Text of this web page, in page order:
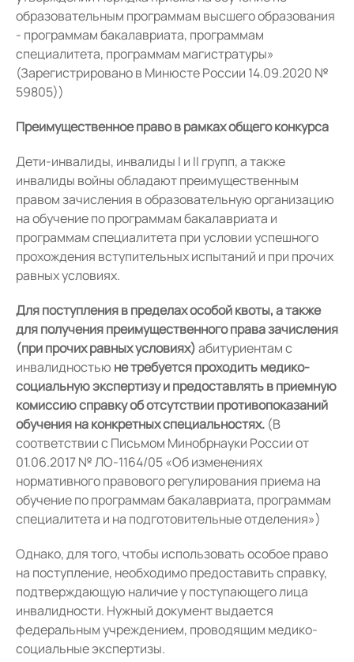
образовательным программам высшего образования
- программам бакалавриата, программам
специалитета, программам магистратуры»
(Зарегистрировано в Минюсте России 14.09.2020 №
59805))
Преимущественное право в рамках общего конкурса
Дети-инвалиды, инвалиды I и II групп, а также
инвалиды войны обладают преимущественным
правом зачисления в образовательную организацию
на обучение по программам бакалавриата и
программам специалитета при условии успешного
прохождения вступительных испытаний и при прочих
равных условиях.
Для поступления в пределах особой квоты, а также
для получения преимущественного права зачисления
(при прочих равных условиях)абитуриентам с
инвалидностью не требуется проходить медико-
социальную экспертизу и предоставлять в приемную
комиссию справку об отсутствии противопоказаний
обучения на конкретных специальностях. (В
соответствии с Письмом Минобрнауки России от
01.06.2017 № ЛО-1164/05 «Об изменениях
нормативного правового регулирования приема на
обучение по программам бакалавриата, программам
специалитета и на подготовительные отделения»)
Однако, для того, чтобы использовать особое право
на поступление, необходимо предоставить справку,
подтверждающую наличие у поступающего лица
инвалидности. Нужный документ выдается
федеральным учреждением, проводящим медико-
социальные экспертизы.